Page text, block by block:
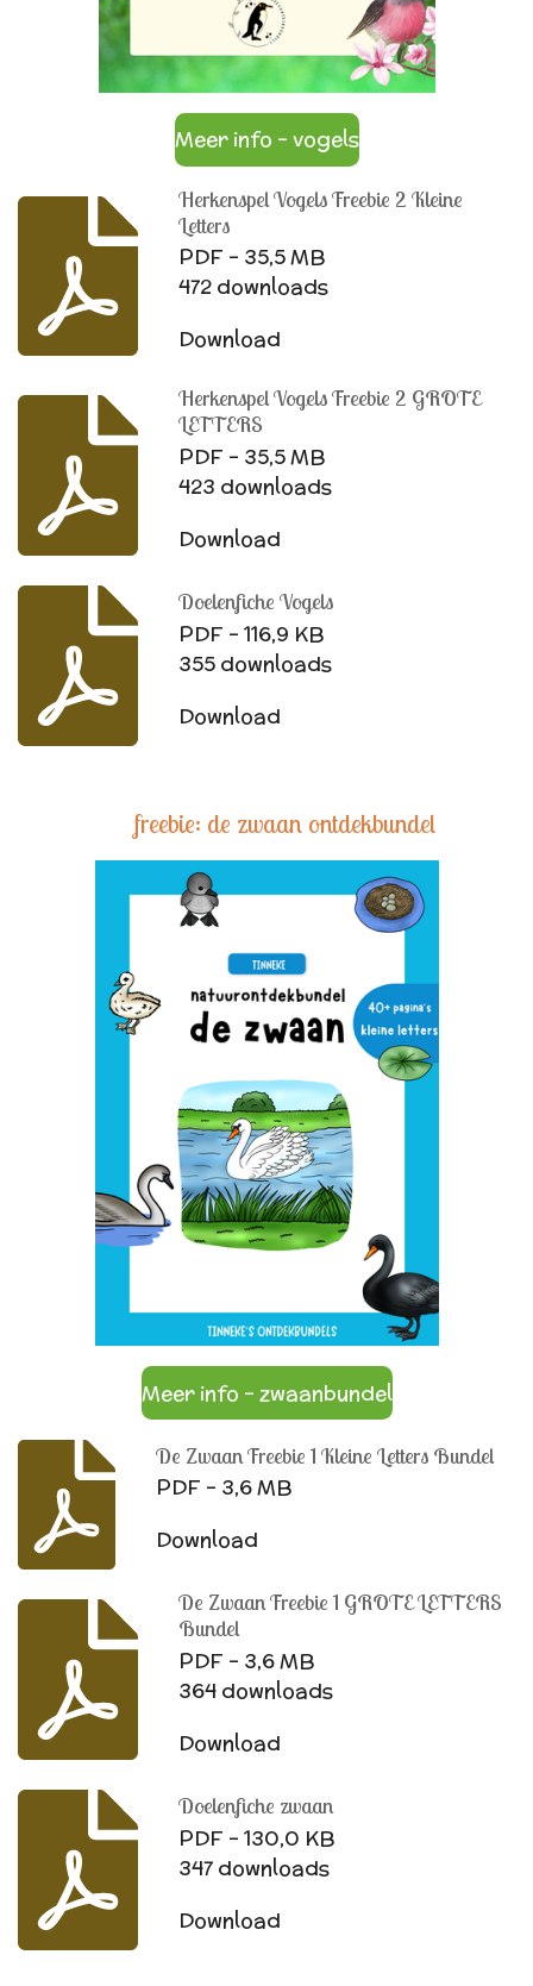
Meer info - vogels
Herkenspel Vogels Freebie 2 Kleine
Letters
PDF – 35,5 MB
472 downloads
Download
Herkenspel Vogels Freebie 2 GROTE
LETTERS
PDF – 35,5 MB
423 downloads
Download
Doelenfiche Vogels
PDF – 116,9 KB
355 downloads
Download
freebie: de zwaan ontdekbundel
Meer info - zwaanbundel
De Zwaan Freebie 1 Kleine Letters Bundel
PDF – 3,6 MB
Download
De Zwaan Freebie 1 GROTE LETTERS
Bundel
PDF – 3,6 MB
364 downloads
Download
Doelenfiche zwaan
PDF – 130,0 KB
347 downloads
Download